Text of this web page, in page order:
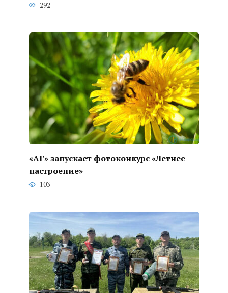
292
«АГ» запускает фотоконкурс «Летнее
настроение»
103